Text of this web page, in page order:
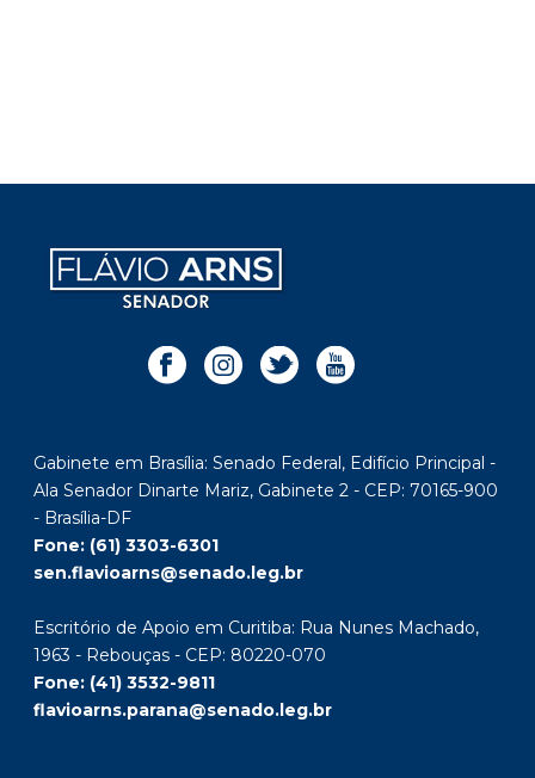
Gabinete em Brasília: Senado Federal, Edifício Principal -
Ala Senador Dinarte Mariz, Gabinete 2 - CEP: 70165-900
- Brasília-DF
Fone: (61) 3303-6301
sen.flavioarns@senado.leg.br
Escritório de Apoio em Curitiba: Rua Nunes Machado,
1963 - Rebouças - CEP: 80220-070
Fone: (41) 3532-9811
flavioarns.parana@senado.leg.br